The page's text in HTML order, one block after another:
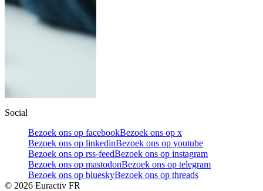
Social
Bezoek ons op facebookBezoek ons op x
Bezoek ons op linkedinBezoek ons op youtube
Bezoek ons op rss-feedBezoek ons op instagram
Bezoek ons op mastodonBezoek ons op telegram
Bezoek ons op blueskyBezoek ons op threads
© 2026 Euractiv FR